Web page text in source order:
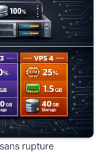
rupture